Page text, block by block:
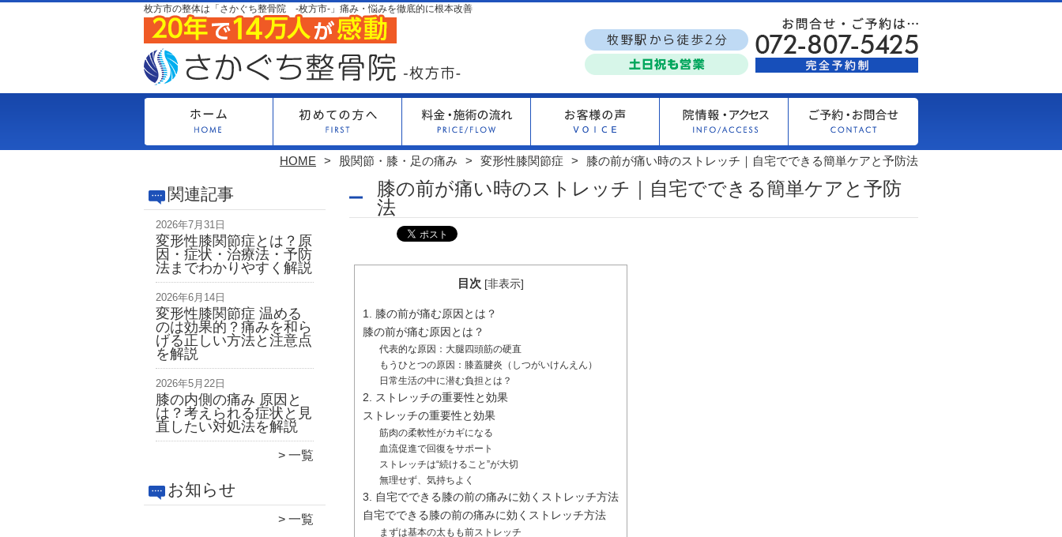
枚方市の整体は「さかぐち整骨院 -枚方市-」痛み・悩みを徹底的に根本改善
HOME 股関節・膝・足の痛み 変形性膝関節症 ​膝の前が痛い時のストレッチ｜自宅でできる簡単ケアと予防法
関連記事
2026年7月31日
変形性膝関節症とは？原
因・症状・治療法・予防
法までわかりやすく解説
2026年6月14日
変形性膝関節症 温める
のは効果的？痛みを和ら
げる正しい方法と注意点
を解説
2026年5月22日
膝の内側の痛み 原因と
は？考えられる症状と見
直したい対処法を解説
一覧
お知らせ
一覧
​膝の前が痛い時のストレッチ｜自宅でできる簡単ケアと予防
法
目次 [非表示]
1. 膝の前が痛む原因とは？
膝の前が痛む原因とは？
代表的な原因：大腿四頭筋の硬直
もうひとつの原因：膝蓋腱炎（しつがいけんえん）
日常生活の中に潜む負担とは？
2. ストレッチの重要性と効果
ストレッチの重要性と効果
筋肉の柔軟性がカギになる
血流促進で回復をサポート
ストレッチは“続けること”が大切
無理せず、気持ちよく
3. 自宅でできる膝の前の痛みに効くストレッチ方法
自宅でできる膝の前の痛みに効くストレッチ方法
まずは基本の太もも前ストレッチ